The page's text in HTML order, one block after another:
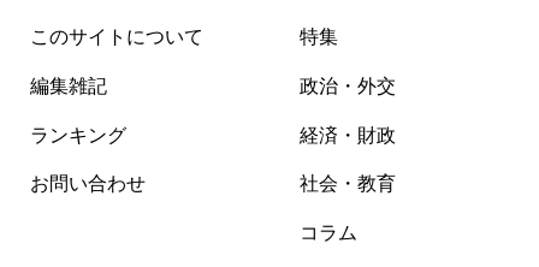
このサイトについて
編集雑記
ランキング
お問い合わせ
特集
政治・外交
経済・財政
社会・教育
コラム